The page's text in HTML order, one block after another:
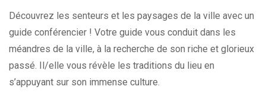
Découvrez les senteurs et les paysages de la ville avec un
guide conférencier ! Votre guide vous conduit dans les
méandres de la ville, à la recherche de son riche et glorieux
passé. Il/elle vous révèle les traditions du lieu en
s’appuyant sur son immense culture.